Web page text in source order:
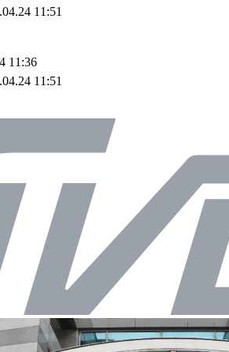
11:51
11:36
11:51